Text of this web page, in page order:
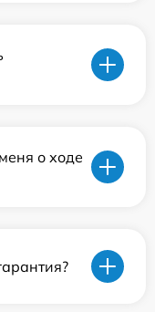
о ходе